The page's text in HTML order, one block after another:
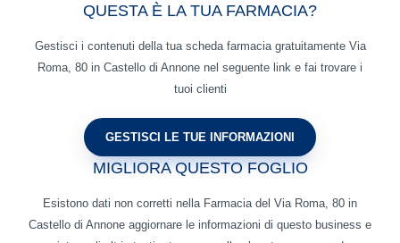
QUESTA È LA TUA FARMACIA?
Gestisci i contenuti della tua scheda farmacia gratuitamente Via
Roma, 80 in Castello di Annone nel seguente link e fai trovare i
tuoi clienti
MIGLIORA QUESTO FOGLIO
Esistono dati non corretti nella Farmacia del Via Roma, 80 in
Castello di Annone aggiornare le informazioni di questo business e